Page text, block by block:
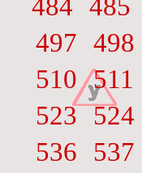
484 485
497 498
510 511
523 524
536
537